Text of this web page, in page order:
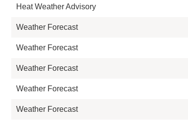
Heat Weather Advisory
Weather Forecast
Weather Forecast
Weather Forecast
Weather Forecast
Weather Forecast